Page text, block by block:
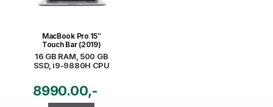
MacBook Pro 15″
Touch Bar (2019)
16 GB RAM, 500 GB
SSD, i9-9880H CPU
8990.00